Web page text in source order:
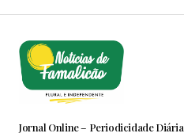
Jornal Online – Periodicidade Diária